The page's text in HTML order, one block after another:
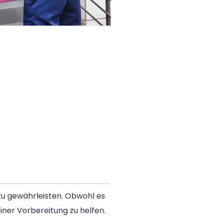
gewährleisten. Obwohl es
Vorbereitung zu helfen.